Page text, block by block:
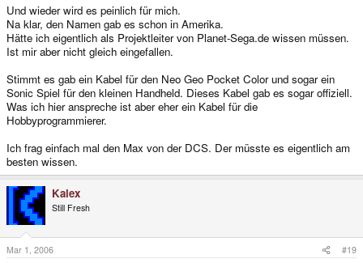
Und wieder wird es peinlich für mich.
Na klar, den Namen gab es schon in Amerika.
Hätte ich eigentlich als Projektleiter von Planet-Sega.de wissen müssen.
Ist mir aber nicht gleich eingefallen.
Stimmt es gab ein Kabel für den Neo Geo Pocket Color und sogar ein
Sonic Spiel für den kleinen Handheld. Dieses Kabel gab es sogar offiziell.
Was ich hier anspreche ist aber eher ein Kabel für die
Hobbyprogrammierer.
Ich frag einfach mal den Max von der DCS. Der müsste es eigentlich am
besten wissen.
Kalex
Still Fresh
Mar 1, 2006 #19